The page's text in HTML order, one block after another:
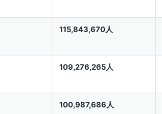
115,843,670人
109,276,265人
100,987,686人